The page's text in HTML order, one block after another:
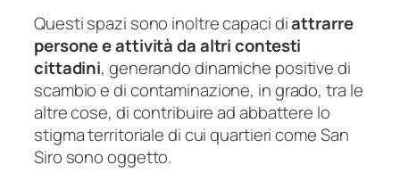
Questi spazi sono inoltre capaci diattrarre
persone e attività da altri contesti
cittadini, generando dinamiche positive di
scambio e di contaminazione, in grado, tra le
altre cose, di contribuire ad abbattere lo
stigma territoriale di cui quartieri come San
Siro sono oggetto.